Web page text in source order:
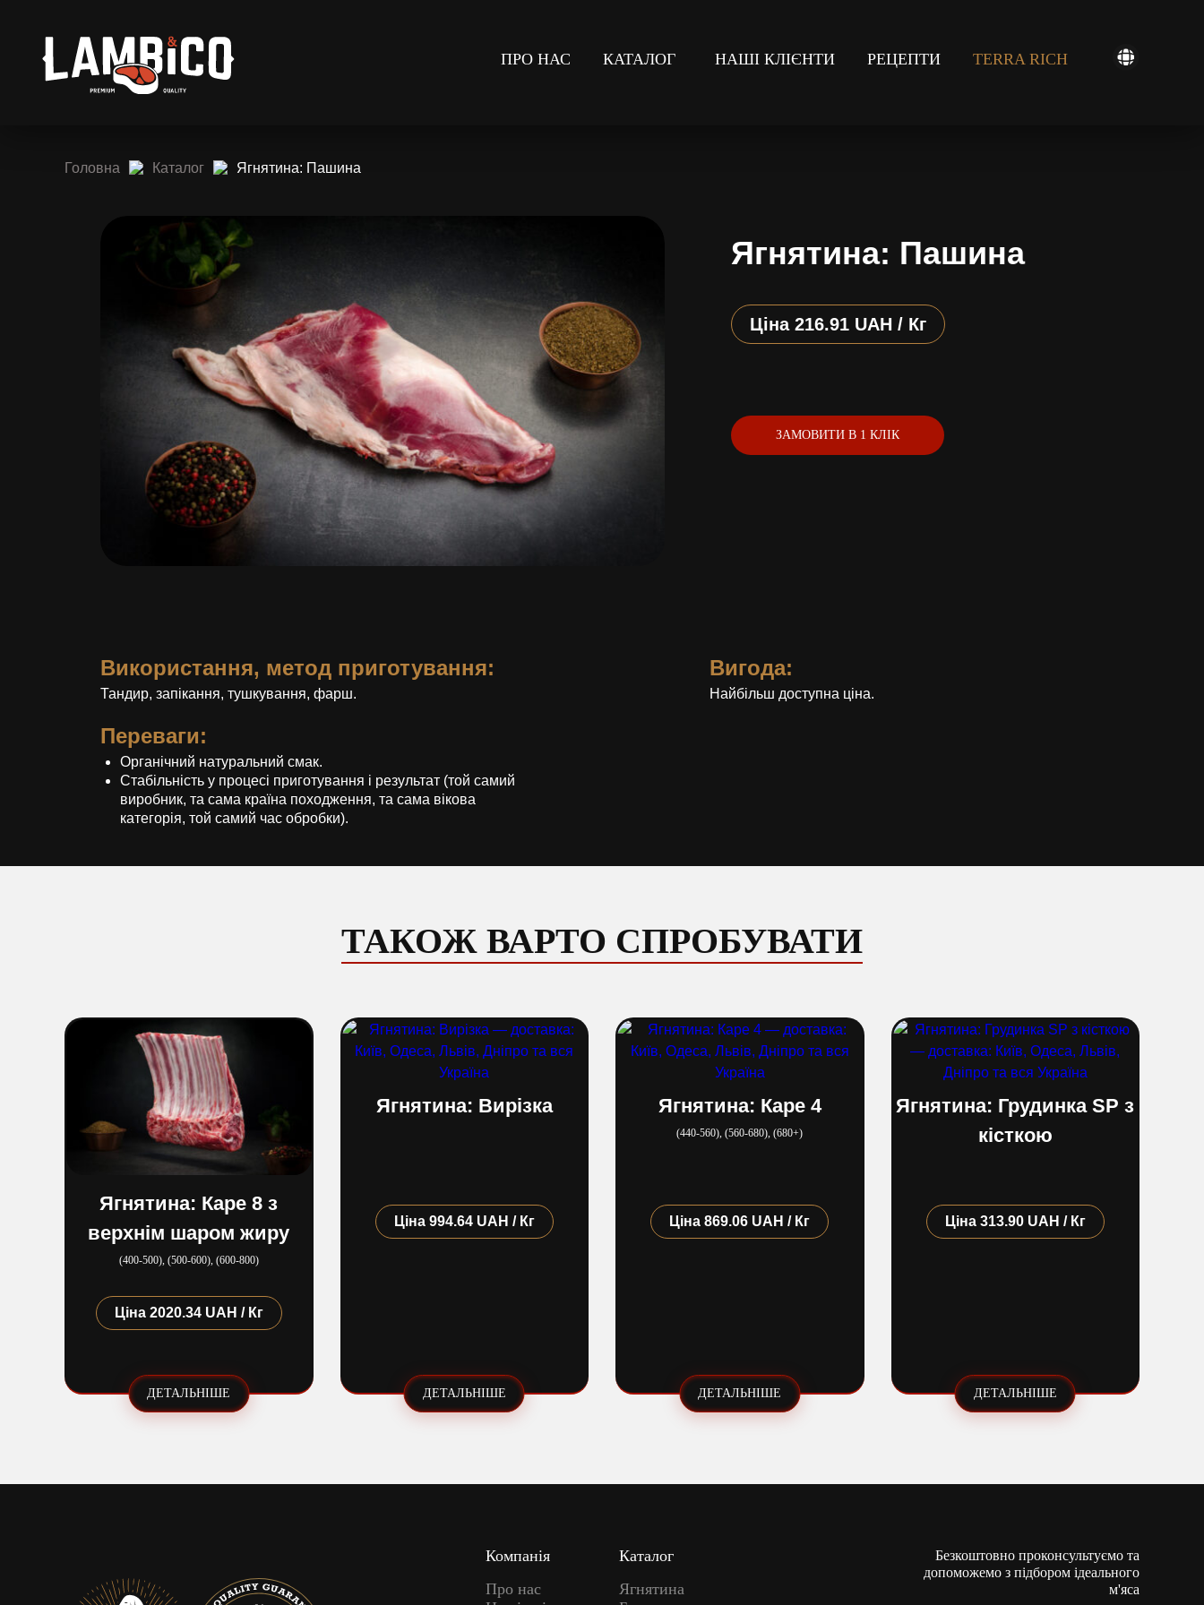
ПРО НАС КАТАЛОГ НАШІ КЛІЄНТИ РЕЦЕПТИ TERRA RICH
Головна Каталог Ягнятина: Пашина
Ягнятина: Пашина
Ціна216.91 UAH / Кг
ЗАМОВИТИ В 1 КЛІК
Використання, метод приготування:
Тандир, запікання, тушкування, фарш.
Переваги:
Органічний натуральний смак.
Стабільність у процесі приготування і результат (той самий
виробник, та сама країна походження, та сама вікова
категорія, той самий час обробки).
Вигода:
Найбільш доступна ціна.
ТАКОЖ ВАРТО СПРОБУВАТИ
Ягнятина: Каре 8 з
верхнім шаром жиру
(400​-​500), (500​-​600), (600​-​800)
Ціна 2020.34 UAH / Кг
ДЕТАЛЬНІШЕ
Ягнятина: Вирізка
Ціна 994.64 UAH / Кг
ДЕТАЛЬНІШЕ
Ягнятина: Каре 4
(440​-​560), (560​-​680), (680+)
Ціна869.06 UAH / Кг
ДЕТАЛЬНІШЕ
Ягнятина: Грудинка SP з
кісткою
Ціна 313.90 UAH / Кг
ДЕТАЛЬНІШЕ
Компанія
Про нас
Каталог
Ягнятина
Безкоштовно проконсультуємо та
допоможемо з підбором ідеального
м'яса